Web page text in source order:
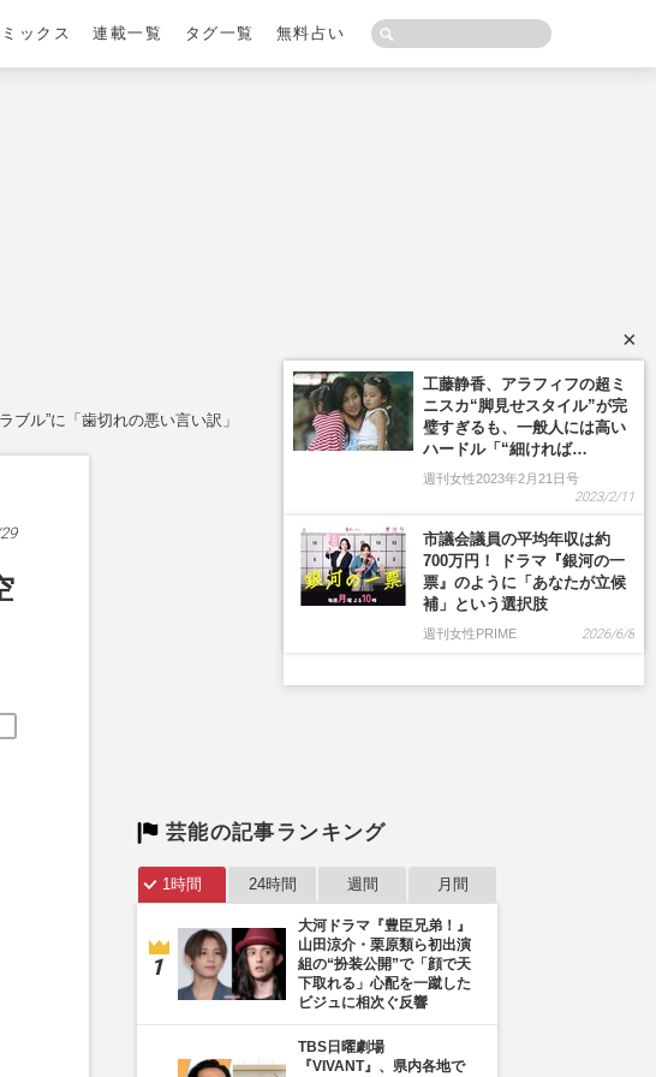
ックス 連載一覧 タグ一覧 無料占い
ル”に「歯切れの悪い言い訳」
芸能の記事ランキング
1時間 24時間 週間 月間
大河ドラマ『豊臣兄弟！』
山田涼介・栗原類ら初出演
組の“扮装公開”で「顔で天
下取れる」心配を一蹴した
ビジュに相次ぐ反響
TBS日曜劇場
『VIVANT』、県内各地で
×
工藤静香、アラフィフの超ミ
ニスカ“脚見せスタイル”が完
璧すぎるも、一般人には高い
ハードル「“細ければ…
週刊女性2023年2月21日号
2023/2/11
市議会議員の平均年収は約
700万円！ ドラマ『銀河の一
票』のように「あなたが立候
補」という選択肢
週刊女性PRIME 2026/6/8